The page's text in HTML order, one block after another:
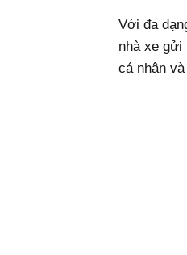
Với đa
nhà xe gửi
cá nhân